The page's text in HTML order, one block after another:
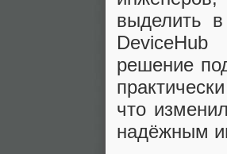
выделить
решение
что
надёжным